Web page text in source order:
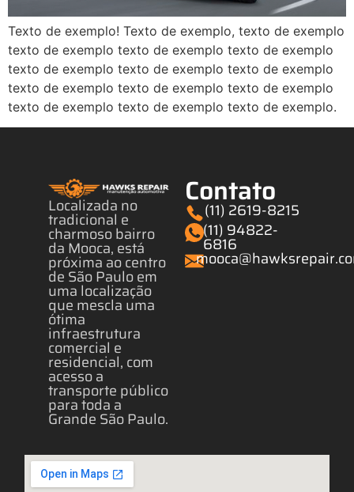
Texto de exemplo! Texto de exemplo, texto de exemplo
texto de exemplo texto de exemplo texto de exemplo
texto de exemplo texto de exemplo texto de exemplo
texto de exemplo texto de exemplo texto de exemplo
texto de exemplo texto de exemplo texto de exemplo.
Localizada no
tradicional e
charmoso bairro
da Mooca, está
próxima ao centro
de São Paulo em
uma localização
que mescla uma
ótima
infraestrutura
comercial e
residencial, com
acesso a
transporte público
para toda a
Grande São Paulo.
Contato
(11) 2619-8215
(11) 94822-
6816